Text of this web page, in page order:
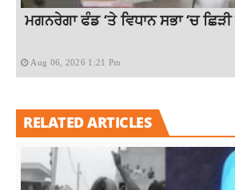
ਮਗਨਰੇਗਾ ਫੰਡ ‘ਤੇ ਵਿਧਾਨ ਸਭਾ ‘ਚ
Aug 06, 2026 1:21 Pm
RELATED ARTICLES